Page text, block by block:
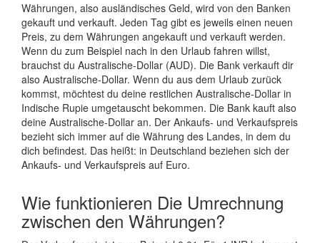
Währungen, also ausländisches Geld, wird von den Banken
gekauft und verkauft. Jeden Tag gibt es jeweils einen neuen
Preis, zu dem Währungen angekauft und verkauft werden.
Wenn du zum Beispiel nach in den Urlaub fahren willst,
brauchst du Australische-Dollar (AUD). Die Bank verkauft dir
also Australische-Dollar. Wenn du aus dem Urlaub zurück
kommst, möchtest du deine restlichen Australische-Dollar in
Indische Rupie umgetauscht bekommen. Die Bank kauft also
deine Australische-Dollar an. Der Ankaufs- und Verkaufspreis
bezieht sich immer auf die Währung des Landes, in dem du
dich befindest. Das heißt: in Deutschland beziehen sich der
Ankaufs- und Verkaufspreis auf Euro.
Wie funktionieren Die Umrechnung
zwischen den Währungen?